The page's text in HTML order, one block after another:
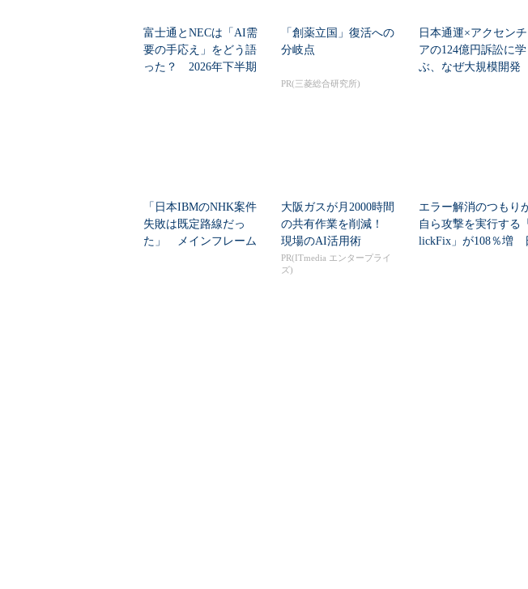
富士通とNECは「AI需
要の手応え」をどう語
った？ 2026年下半期
「創薬立国」復活への
分岐点
PR(三菱総合研究所)
日本通運×アクセンチ
アの124億円訴訟に学
ぶ、なぜ大規模開発
「日本IBMのNHK案件
失敗は既定路線だっ
た」 メインフレーム
大阪ガスが月2000時間
の共有作業を削減！
現場のAI活用術
PR(ITmedia エンタープライ
ズ)
エラー解消のつもり
自ら攻撃を実行する
lickFix」が108％増